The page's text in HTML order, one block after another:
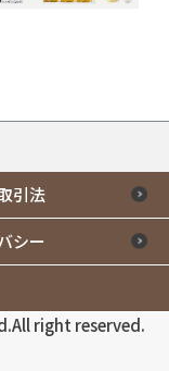
引法
シー
right reserved.